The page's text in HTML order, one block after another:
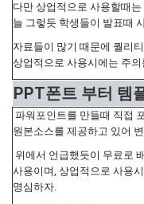
다만 상업적으로 사용할때
늘 그렇듯 학생들이 발표때
자료들이 많기 때문에 퀄리
상업적으로 사용시에는 주
PPT폰트 부터 템
파워포인트를 만들때 직접
원본소스를 제공하고 있어
위에서 언급했듯이 무료로
사용이며, 상업적으로 사용
명심하자.